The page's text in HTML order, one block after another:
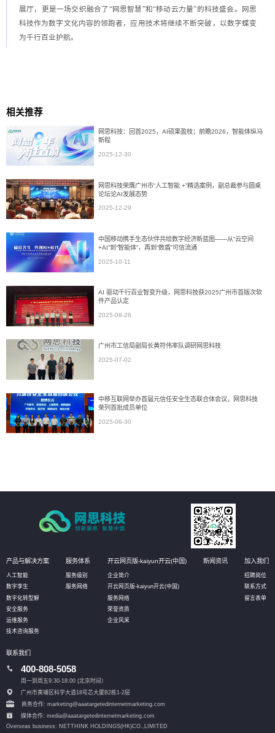
展厅，更是一场交织融合了“网思智慧”和“移动云力量”的科技盛会。网思
科技作为数字文化内容的领跑者，应用技术将继续不断突破，以数字蝶变
为千行百业护航。
相关推荐
网思科技：回首2025，AI硕果盈枝；前瞻2026，智能体纵马
新程
2025-12-30
网思科技荣膺广州市“人工智能 +”精选案例，副总裁参与圆桌
论坛论AI发展态势
2025-12-29
中国移动携手生态伙伴共绘数字经济新蓝图——从“云空间
+AI”到“智能体”，再到“数盾”可信流通
2025-10-11
AI 驱动千行百业智变升级，网思科技获2025广州市首版次软
件产品认定
2025-08-26
广州市工信局副局长黄符伟率队调研网思科技
2025-07-02
中移互联网举办首届元信任安全生态联合体会议，网思科技
荣列首批成员单位
2025-06-30
产品与解决方案
人工智能
数字孪生
数字化转型解
安全服务
运维服务
技术咨询服务
服务体系
服务级别
服务网络
开云网页版-kaiyun开云(中国)
企业简介
开云网页版-kaiyun开云(中国)
服务网络
荣誉资质
企业风采
新闻资讯 加入我们
招聘岗位
联系方式
留言表单
联系我们
400-808-5058
周一到周五9:30-18:00 (北京时间）
广州市黄埔区科学大道18号芯大厦B2栋1-2层
商务合作: marketing@aaatargetedinternetmarketing.com
媒体合作: media@aaatargetedinternetmarketing.com
Overseas business: NETTHINK HOLDINGS(HK)CO.,LIMITED